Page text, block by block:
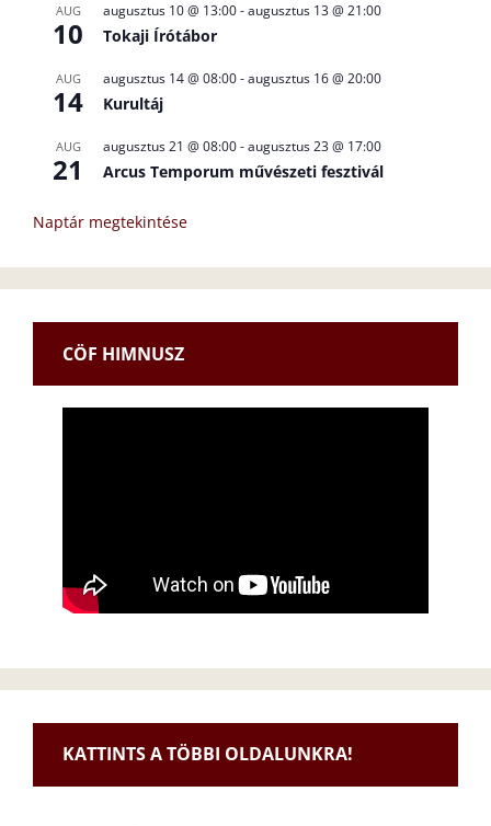
AUG
10
augusztus 10 @ 13:00-augusztus 13 @ 21:00
Tokaji Írótábor
AUG
14
augusztus 14 @ 08:00-augusztus 16 @ 20:00
Kurultáj
AUG
21
augusztus 21 @ 08:00-augusztus 23 @ 17:00
Arcus Temporum művészeti fesztivál
Naptár megtekintése
CÖF HIMNUSZ
KATTINTS A TÖBBI OLDALUNKRA!